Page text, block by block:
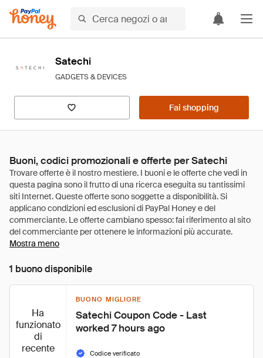
Satechi
GADGETS & DEVICES
Fai shopping
Buoni, codici promozionali e offerte per Satechi
Mostra meno
1 buono disponibile
Ha
funzionato
di
recente
BUONO MIGLIORE
Satechi Coupon Code - Last
worked 7 hours ago
Codice verificato